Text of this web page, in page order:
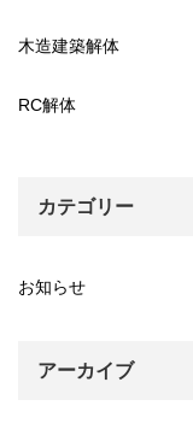
木造建築解体
RC解体
カテゴリー
お知らせ
アーカイブ